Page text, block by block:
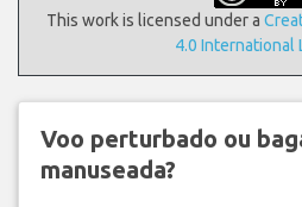
This work is licensed under a
4.0 International
Voo perturbado ou
manuseada?